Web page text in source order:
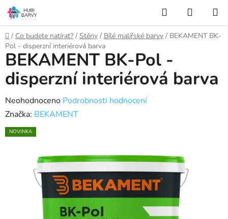
Přejít
na
obsah
Hledat
KOŠÍK
Domů
/ Co budete natírat? / Stěny / Bílé malířské barvy / BEKAMENT BK-
Pol - disperzní interiérová barva
BEKAMENT BK-Pol -
disperzní interiérová barva
Průměrné
hodnocení
produktu
hvězdiček.
Neohodnoceno Podrobnosti hodnocení
Značka: BEKAMENT
NOVINKA